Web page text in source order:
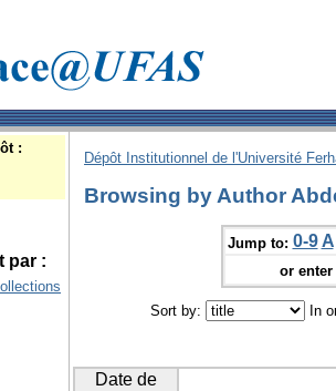
:
par :
Dépôt Institutionnel de l'Université
Browsing by Author
Jump to: 0-9 A
or
Sort by: In
Date de